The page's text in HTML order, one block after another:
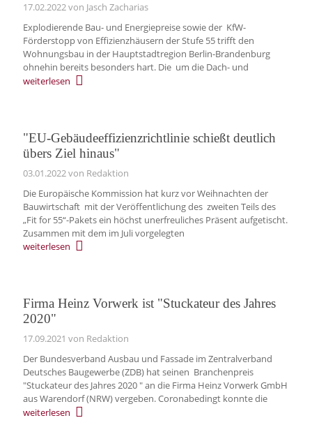
17.02.2022von Jasch Zacharias
Explodierende Bau- und Energiepreise sowie der KfW-
Förderstopp von Effizienzhäusern der Stufe 55 trifft den
Wohnungsbau in der Hauptstadtregion Berlin-Brandenburg
ohnehin bereits besonders hart. Die um die Dach- und
weiterlesen
"EU-Gebäudeeffizienzrichtlinie schießt deutlich
übers Ziel hinaus"
03.01.2022von Redaktion
Die Europäische Kommission hat kurz vor Weihnachten der
Bauwirtschaft mit der Veröffentlichung des zweiten Teils des
„Fit for 55“-Pakets ein höchst unerfreuliches Präsent aufgetischt.
Zusammen mit dem im Juli vorgelegten
weiterlesen
Firma Heinz Vorwerk ist "Stuckateur des Jahres
2020"
17.09.2021 von Redaktion
Der Bundesverband Ausbau und Fassade im Zentralverband
Deutsches Baugewerbe (ZDB) hat seinen Branchenpreis
"Stuckateur des Jahres 2020 " an die Firma Heinz Vorwerk GmbH
aus Warendorf (NRW) vergeben. Coronabedingt konnte die
weiterlesen